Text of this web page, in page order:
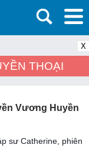
X
THOẠI
Vương Huyền
sư Catherine, phiên